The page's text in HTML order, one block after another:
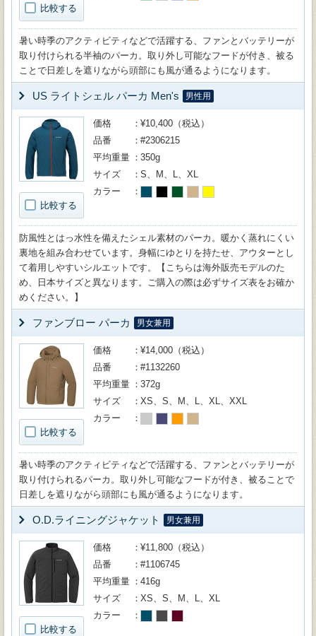
比較する
暑い時季のアクティビティなどで活躍する、ファンとバッテリーが
取り付けられる半袖のパーカ。取り外し可能なフードが付き、被る
ことで日差しを遮りながら頭部にも風が通るようになります。
US ライトシェル パーカ Men's 男性用
比較する
価格
¥10,400（税込）
品番
#2306215
平均重量
350g
サイズ
S、M、L、XL
カラー
防風性とはっ水性を備えたシェル素材のパーカ。暖かく蒸れにくい
裏地を組み合わせています。身幅にゆとりを持たせ、アウターとし
て着用しやすいシルエットです。【こちらは海外販売モデルのた
め、日本サイズと異なります。ご購入の際は必ずサイズ表をお確か
めください。】
ファンブロー パーカ 男女兼用
比較する
価格
¥14,000（税込）
品番
#1132260
平均重量
372g
サイズ
XS、S、M、L、XL、XXL
カラー
暑い時季のアクティビティなどで活躍する、ファンとバッテリーが
取り付けられるパーカ。取り外し可能なフードが付き、被ることで
日差しを遮りながら頭部にも風が通るようになります。
O.D.ライニングジャケット 男女兼用
比較する
価格
¥11,800（税込）
品番
#1106745
平均重量
416g
サイズ
XS、S、M、L、XL
カラー